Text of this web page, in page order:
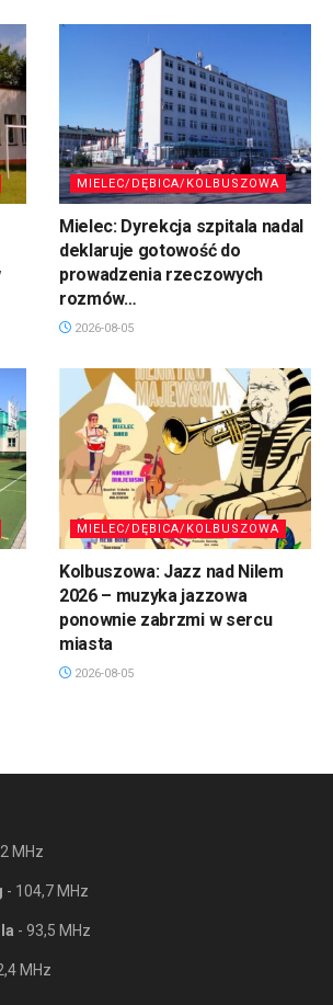
MIELEC/DĘBICA/KOLBUSZOWA
Mielec: Dyrekcja szpitala nadal
deklaruje gotowość do
prowadzenia rzeczowych
rozmów…
2026-08-05
MIELEC/DĘBICA/KOLBUSZOWA
Kolbuszowa: Jazz nad Nilem
2026 – muzyka jazzowa
ponownie zabrzmi w sercu
miasta
2026-08-05
MHz
- 104,7 MHz
- 93,5 MHz
MHz